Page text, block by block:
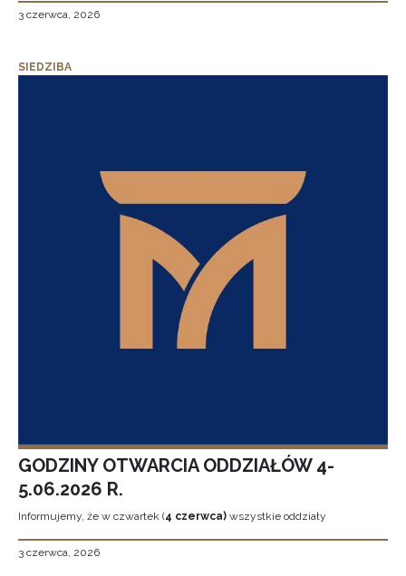
3 czerwca, 2026
SIEDZIBA
GODZINY OTWARCIA ODDZIAŁÓW 4-
5.06.2026 R.
Informujemy, że w czwartek (4 czerwca) wszystkie oddziały
3 czerwca, 2026